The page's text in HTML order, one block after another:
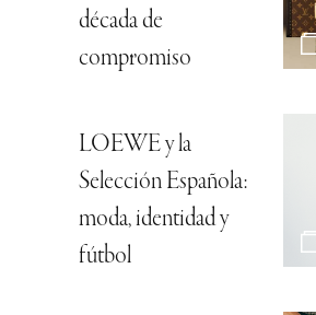
década de
compromiso
LOEWE y la
Selección Española:
moda, identidad y
fútbol